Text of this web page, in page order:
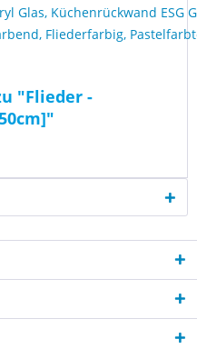
Glas, Küchenrückwand ESG
Fliederfarbig,
"Flieder -